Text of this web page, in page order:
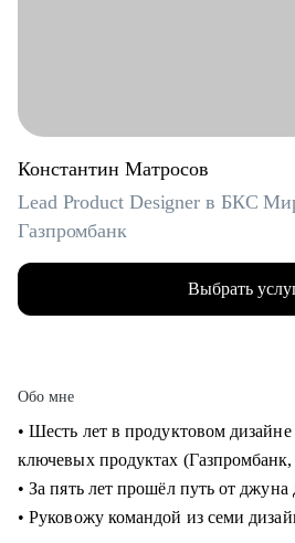
Константин Матросов
Lead Product Designer в БКС
Газпромбанк
Выбрать
Обо мне
• Шесть лет в продуктовом
ключевых продуктах
• За пять лет прошёл путь от джуна
• Руковожу командой из семи